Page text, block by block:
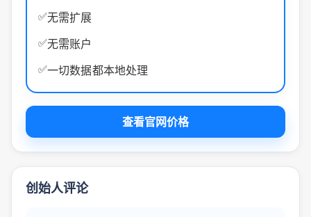
✅无需扩展
✅无需账户
✅一切数据都本地处理
查看官网价格
创始人评论